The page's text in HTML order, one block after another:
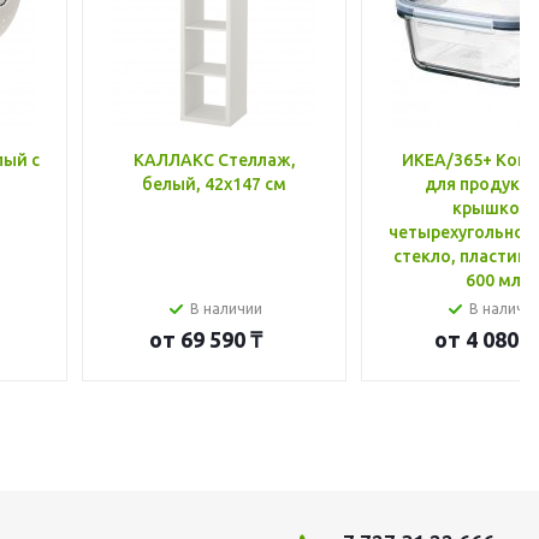
с
КАЛЛАКС Стеллаж,
белый, 42x147 см
В наличии
от 69 590 ₸
ИКЕА/365+
для
крышкой,
стекло, пластик
600 мл
В
от 4 080 ₸